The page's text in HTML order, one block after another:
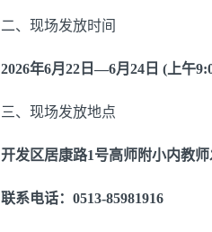
二、现场发放时间
2026年6月 22 日 —6月 24 日 (上午
三、现场发放地点
开发区居康路1号高师附小内教师
联系电话： 0513-85981916